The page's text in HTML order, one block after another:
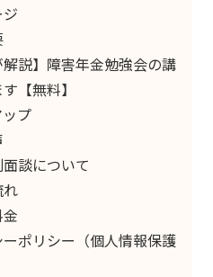
解説】障害年金勉強会の講
【無料】
プ
談について
れ
ポリシー（個人情報保護